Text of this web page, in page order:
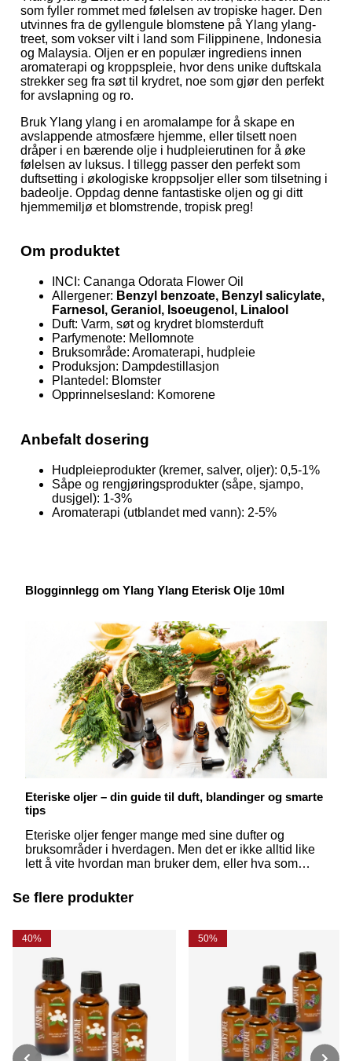
som fyller rommet med følelsen av tropiske hager. Den
utvinnes fra de gyllengule blomstene på Ylang ylang-
treet, som vokser vilt i land som Filippinene, Indonesia
og Malaysia. Oljen er en populær ingrediens innen
aromaterapi og kroppspleie, hvor dens unike duftskala
strekker seg fra søt til krydret, noe som gjør den perfekt
for avslapning og ro.
Bruk Ylang ylang i en aromalampe for å skape en
avslappende atmosfære hjemme, eller tilsett noen
dråper i en bærende olje i hudpleierutinen for å øke
følelsen av luksus. I tillegg passer den perfekt som
duftsetting i økologiske kroppsoljer eller som tilsetning i
badeolje. Oppdag denne fantastiske oljen og gi ditt
hjemmemiljø et blomstrende, tropisk preg!
Om produktet
INCI: Cananga Odorata Flower Oil
Allergener: Benzyl benzoate, Benzyl salicylate,
Farnesol, Geraniol, Isoeugenol, Linalool
Duft: Varm, søt og krydret blomsterduft
Parfymenote: Mellomnote
Bruksområde: Aromaterapi, hudpleie
Produksjon: Dampdestillasjon
Plantedel: Blomster
Opprinnelsesland: Komorene
Anbefalt dosering
Hudpleieprodukter (kremer, salver, oljer): 0,5-1%
Såpe og rengjøringsprodukter (såpe, sjampo,
dusjgel): 1-3%
Aromaterapi (utblandet med vann): 2-5%
Blogginnlegg om Ylang Ylang Eterisk Olje 10ml
Eteriske oljer – din guide til duft, blandinger og smarte
tips
Eteriske oljer fenger mange med sine dufter og
bruksområder i hverdagen. Men det er ikke alltid like
lett å vite hvordan man bruker dem, eller hva som
de vanligste spørsmålene – enkelt og inspirerende
forklart.
Se flere produkter
40% 50%